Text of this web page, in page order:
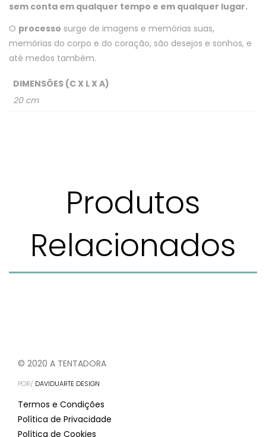
sem conta em qualquer tempo e em qualquer lugar.
O processo surge de imagens e memórias suas,
memórias do corpo e do coração, são desejos e sonhos, e
até medos também.
DIMENSÕES (C X L X A)
20 cm
Produtos
Relacionados
© 2020 A TENTADORA
POR/ DAVIDUARTE DESIGN
Termos e Condições
Política de Privacidade
Política de Cookies